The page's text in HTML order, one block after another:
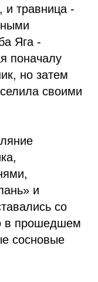
и травница -
Яга -
поначалу
но затем
своими
и
со
в прошедшем
сосновые